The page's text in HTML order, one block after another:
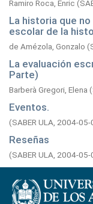
Ramiro Roca, Enric (
La historia que
escolar de la
de Amézola, Gonzalo (
La evaluación
Parte)
Barberà Gregori, Elena (
Eventos.
(SABER ULA, 2004-05-
Reseñas
(SABER ULA, 2004-05-